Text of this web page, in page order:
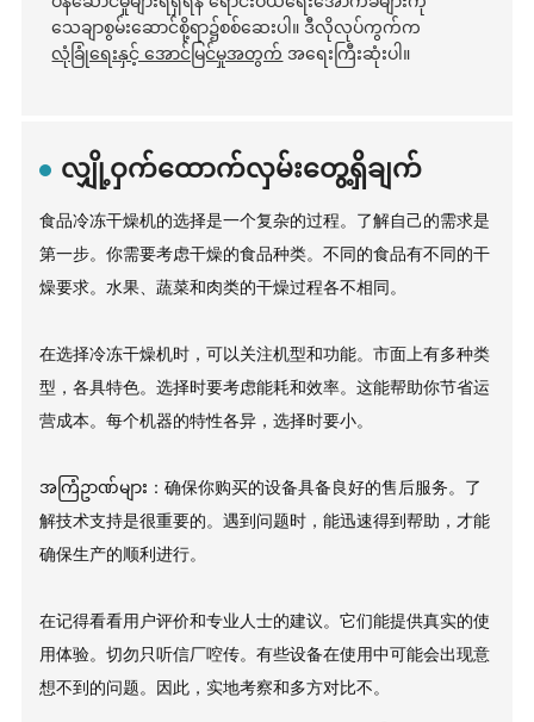
သေချာစွမ်းဆောင်စို့ရာ၌စစ်ဆေးပါ။ ဒီလိုလုပ်ကွက်က
လုံခြုံရေးနှင့် အောင်မြင်မှုအတွက် အရေးကြီးဆုံးပါ။
လျှို့ဝှက်ထောက်လှမ်းတွေ့ရှိချက်
食品冷冻干燥机的选择是一个复杂的过程。了解自己的需求是
第一步。你需要考虑干燥的食品种类。不同的食品有不同的干
燥要求。水果、蔬菜和肉类的干燥过程各不相同。
在选择冷冻干燥机时，可以关注机型和功能。市面上有多种类
型，各具特色。选择时要考虑能耗和效率。这能帮助你节省运
营成本。每个机器的特性各异，选择时要小。
အကြံဥာဏ်များ：确保你购买的设备具备良好的售后服务。了
解技术支持是很重要的。遇到问题时，能迅速得到帮助，才能
确保生产的顺利进行。
在记得看看用户评价和专业人士的建议。它们能提供真实的使
用体验。切勿只听信厂啌传。有些设备在使用中可能会出现意
想不到的问题。因此，实地考察和多方对比不。